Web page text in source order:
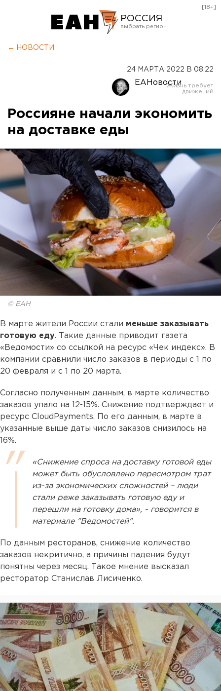
РОССИЯ
Оренбург
[18+]
← НОВОСТИ
24 МАРТА 2022 В 08:22
ЕАНовости
Россияне начали экономить
на доставке еды
© ЕАН
В марте жители России стали меньше заказывать
готовую еду. Такие данные приводит газета
«Ведомости» со ссылкой на ресурс «Чек индекс». В
компании сравнили число заказов в периоды с 1 по
20 февраля и с 1 по 20 марта.
Согласно полученным данным, в марте количество
заказов упало на 12-15%. Снижение подтверждает и
ресурс CloudPayments. По его данным, в марте в
указанные выше даты число заказов снизилось на
16%.
«Снижение спроса на доставку готовой еды
может быть обусловлено пересмотром трат
из-за экономических сложностей – люди
стали реже заказывать готовую еду и
перешли на готовку дома», - говорится в
материале "Ведомостей".
По данным ресторанов, снижение количество
заказов некритично, а причины падения будут
понятны через месяц. Такое мнение высказал
ресторатор Станислав Лисиченко.